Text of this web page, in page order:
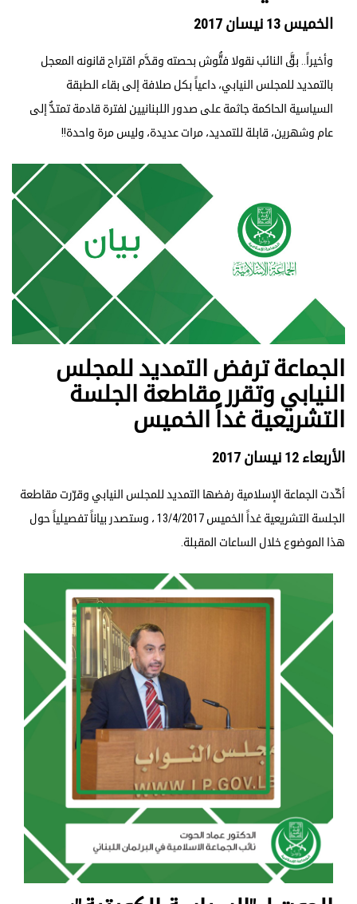
الخميس 13 نيسان 2017
وأخيراً.. بقَّ النائب نقولا فتُّوش بحصته وقدَّم اقتراح قانونه المعجل
بالتمديد للمجلس النيابي، داعياً بكل صلافة إلى بقاء الطبقة
السياسية الحاكمة جاثمة على صدور اللبنانيين لفترة قادمة تمتدُّ إلى
عام وشهرين، قابلة للتمديد، مرات عديدة، وليس مرة واحدة!!
الجماعة ترفض التمديد للمجلس
النيابي وتقرر مقاطعة الجلسة
التشريعية غداً الخميس
الأربعاء 12 نيسان 2017
أكّدت الجماعة الإسلامية رفضها التمديد للمجلس النيابي وقرّرت مقاطعة
الجلسة التشريعية غداً الخميس 13/4/2017 ، وستصدر بياناً تفصيلياً حول
هذا الموضوع خلال الساعات المقبلة.